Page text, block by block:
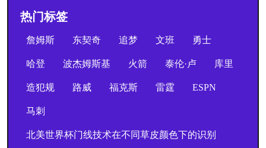
热门标签
詹姆斯 东契奇 追梦 文班 勇士
哈登 波杰姆斯基 火箭 泰伦·卢 库里
造犯规 路威 福克斯 雷霆 ESPN
马刺
北美世界杯门线技术在不同草皮颜色下的识别